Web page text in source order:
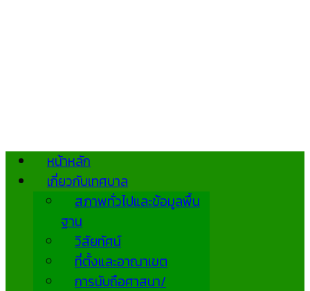
หน้าหลัก
เกี่ยวกับเทศบาล
สภาพทั่วไปและข้อมูลพื้น
ฐาน
วิสัยทัศน์
ที่ตั้งและอาณาเขต
การนับถือศาสนา/